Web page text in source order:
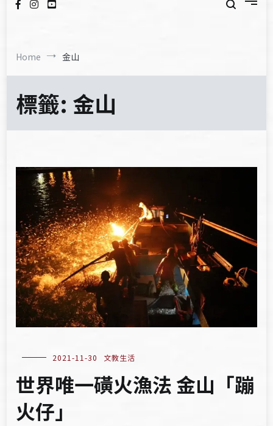
Home 金山
標籤: 金山
2021-11-30 文教生活
世界唯一磺火漁法 金山「蹦
火仔」